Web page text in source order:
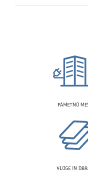
PAMETNO
VLOGE IN